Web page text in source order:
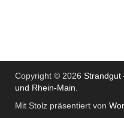
Copyright © 2026 Strandgut
und Rhein-Main
Mit Stolz präsentiert von